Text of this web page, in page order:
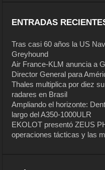
ENTRADAS
Tras casi 60 años la US
Greyhound
Air France-KLM anuncia a
Director General para
Thales multiplica por diez
radares en Brasil
Ampliando el horizonte:
largo del A350-1000ULR
EKOLOT presentó ZEUS
operaciones tácticas y las